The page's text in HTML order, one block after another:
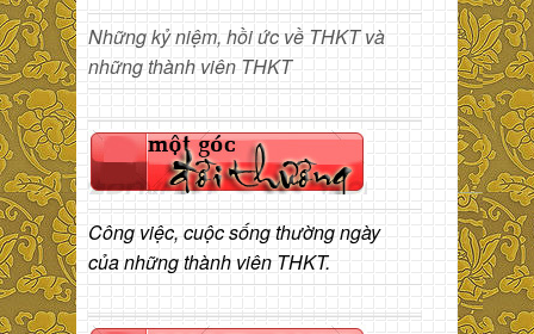
Những kỷ niệm, hồi ức về THKT và
những thành viên THKT
Công việc, cuộc sống thường ngày
của những thành viên THKT.